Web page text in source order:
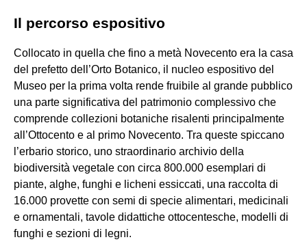
Il percorso espositivo
Collocato in quella che fino a metà Novecento era la casa
del prefetto dell’Orto Botanico, il nucleo espositivo del
Museo per la prima volta rende fruibile al grande pubblico
una parte significativa del patrimonio complessivo che
comprende collezioni botaniche risalenti principalmente
all’Ottocento e al primo Novecento. Tra queste spiccano
l’erbario storico, uno straordinario archivio della
biodiversità vegetale con circa 800.000 esemplari di
piante, alghe, funghi e licheni essiccati, una raccolta di
16.000 provette con semi di specie alimentari, medicinali
e ornamentali, tavole didattiche ottocentesche, modelli di
funghi e sezioni di legni.